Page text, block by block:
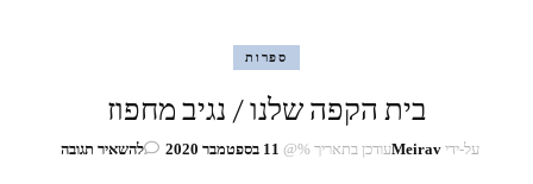
ספרות
בית הקפה שלנו / נגיב מחפוז
על-ידי Meiravעודכן בתאריך %@ 11 בספטמבר 2020 להשאיר תגובהבנושא